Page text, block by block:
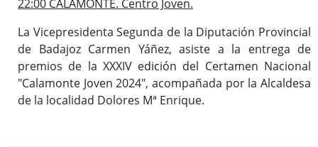
22:00 CALAMONTE. Centro Joven.
La Vicepresidenta Segunda de la Diputación Provincial
de Badajoz Carmen Yáñez, asiste a la entrega de
premios de la XXXIV edición del Certamen Nacional
"Calamonte Joven 2024", acompañada por la Alcaldesa
de la localidad Dolores Mª Enrique.